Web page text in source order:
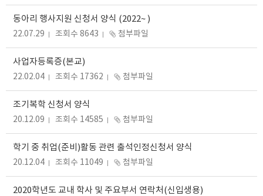
동아리 행사지원 신청서 양식 (2022~ )
22.07.29 조회수 8643 첨부파일
사업자등록증(본교)
22.02.04 조회수 17362 첨부파일
조기복학 신청서 양식
20.12.09 조회수 14585 첨부파일
학기 중 취업(준비)활동 관련 출석인정신청서 양식
20.12.04 조회수 11049 첨부파일
2020학년도 교내 학사 및 주요부서 연락처(신입생용)